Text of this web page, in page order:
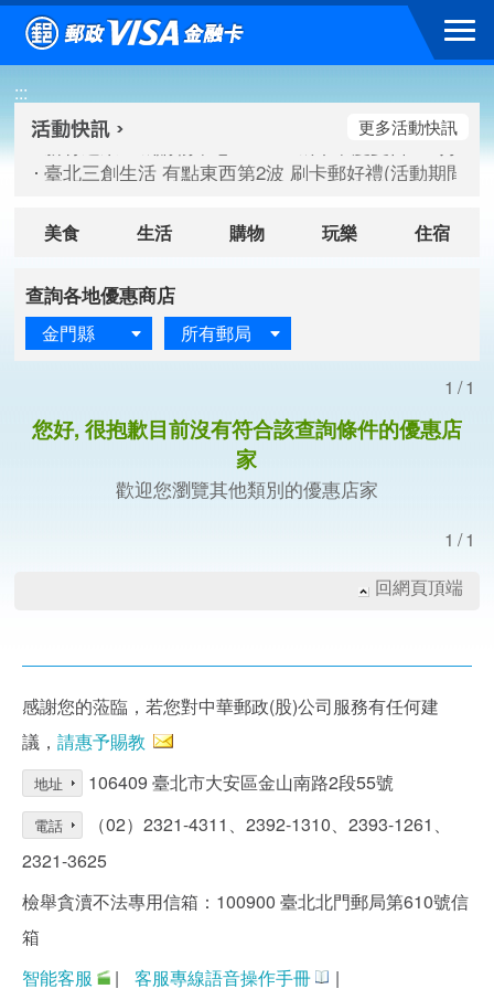
跳到主要內容區塊
:::
新竹遠東巨城購物中心 2026巨城年中慶夏日BIG好刷(
桃園大江國際購物中心 好饗去大江檔期(活動期間：
新竹遠東巨城購物中心 2026巨城年中慶夏日BIG好刷(
臺北三創生活 有點東西第2波 刷卡郵好禮(活動期間：
更多活動快訊
美食 生活 購物 玩樂 住宿
查詢各地優惠商店
金門縣 所有郵局
1/1
您好, 很抱歉目前沒有符合該查詢條件的優惠店
家
歡迎您瀏覽其他類別的優惠店家
1/1
回網頁頂端
感謝您的蒞臨，若您對中華郵政(股)公司服務有任何建
議， 請惠予賜教
地址 106409 臺北市大安區金山南路2段55號
電話
（02）2321-4311、2392-1310、2393-1261、
2321-3625
檢舉貪瀆不法專用信箱：100900 臺北北門郵局第610號信
箱
智能客服
| 客服專線語音操作手冊 |